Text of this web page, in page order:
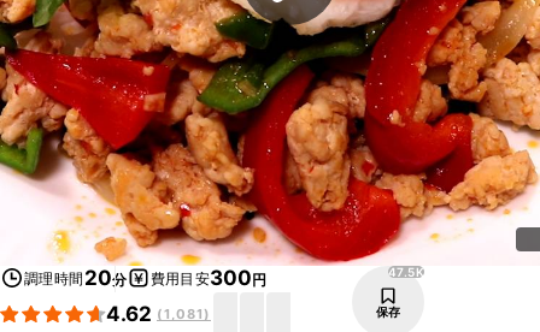
調理時間 20分 費用目安300円
4.62 (1,081)
47.5K
保存